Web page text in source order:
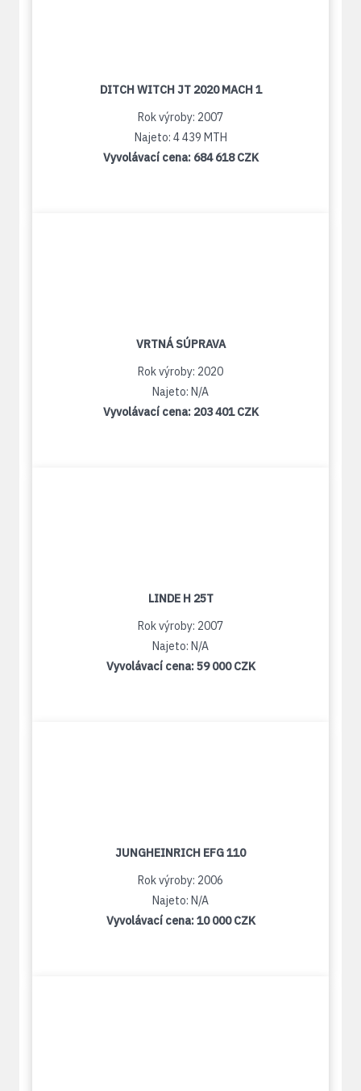
DITCH WITCH JT 2020 MACH 1
Rok výroby: 2007
Najeto: 4 439 MTH
Vyvolávací cena: 684 618 CZK
VRTNÁ SÚPRAVA
Rok výroby: 2020
Najeto: N/A
Vyvolávací cena: 203 401 CZK
LINDE H 25T
Rok výroby: 2007
Najeto: N/A
Vyvolávací cena:59 000 CZK
JUNGHEINRICH EFG 110
Rok výroby: 2006
Najeto: N/A
Vyvolávací cena:10 000 CZK